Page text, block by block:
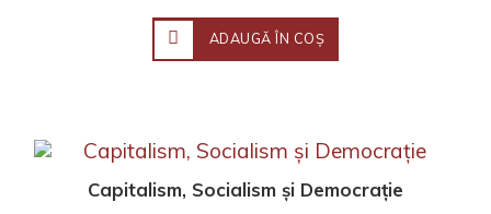
ADAUGĂ ÎN COŞ
Capitalism, Socialism și Democrație